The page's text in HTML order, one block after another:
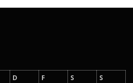
D F S
S